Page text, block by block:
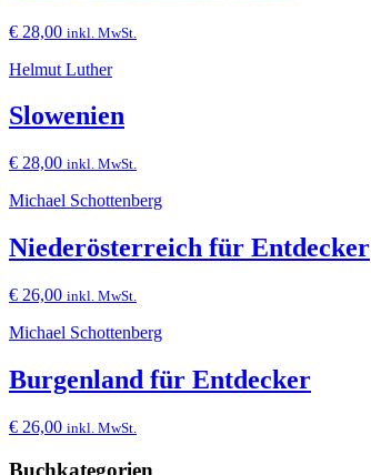
€ 28,00 inkl. MwSt.
Helmut Luther
Slowenien
€ 28,00 inkl. MwSt.
Michael Schottenberg
Niederösterreich für Entdecker
€ 26,00 inkl. MwSt.
Michael Schottenberg
Burgenland für Entdecker
€ 26,00 inkl. MwSt.
Buchkategorien